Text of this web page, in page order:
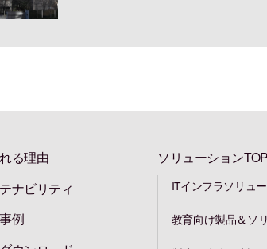
る理由
ナビリティ
例
ソリューションTOP
ITインフラソリュ
教育向け製品＆ソ